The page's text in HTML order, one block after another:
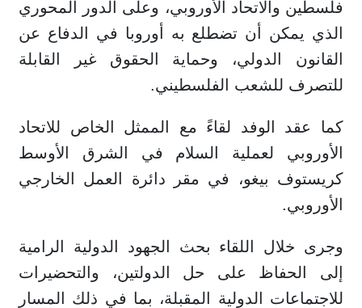
فلسطين والاتحاد الأوروبي، وعلى الدور المحوري
الذي يمكن أن تضطلع به أوروبا في الدفاع عن
القانون الدولي، وحماية الحقوق غير القابلة
للتصرف للشعب الفلسطيني.
كما عقد الوفد لقاءً مع الممثل الخاص للاتحاد
الأوروبي لعملية السلام في الشرق الأوسط
كريستوف بيغو، في مقر دائرة العمل الخارجي
الأوروبي.
وجرى خلال اللقاء بحث الجهود الدولية الرامية
إلى الحفاظ على حل الدولتين، والتحضيرات
للاجتماعات الدولية المقبلة، بما في ذلك المسار